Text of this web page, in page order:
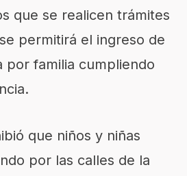
que se realicen trámites
permitirá el ingreso de
por familia cumpliendo
que niños y niñas
por las calles de la